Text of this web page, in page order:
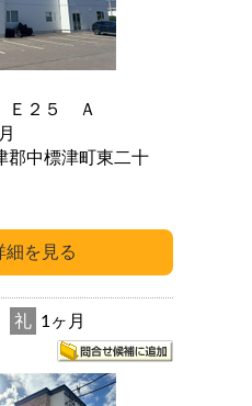
Ｅ２５ Ａ
郡中標津町東二十
礼 1ヶ月